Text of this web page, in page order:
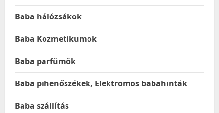
Baba hálózsákok
Baba Kozmetikumok
Baba parfümök
Baba pihenőszékek, Elektromos babahinták
Baba szállítás